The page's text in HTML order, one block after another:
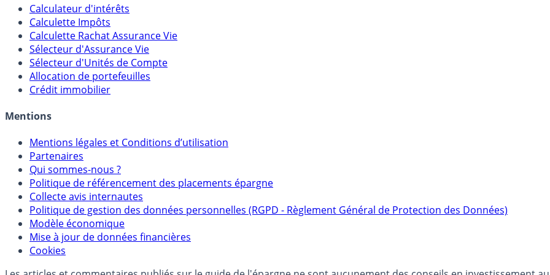
Calculateur d'intérêts
Calculette Impôts
Calculette Rachat Assurance Vie
Sélecteur d'Assurance Vie
Sélecteur d'Unités de Compte
Allocation de portefeuilles
Crédit immobilier
Mentions
Mentions légales et Conditions d’utilisation
Partenaires
Qui sommes-nous ?
Politique de référencement des placements épargne
Collecte avis internautes
Politique de gestion des données personnelles (RGPD - Règlement Général de Protection des Données)
Modèle économique
Mise à jour de données financières
Cookies